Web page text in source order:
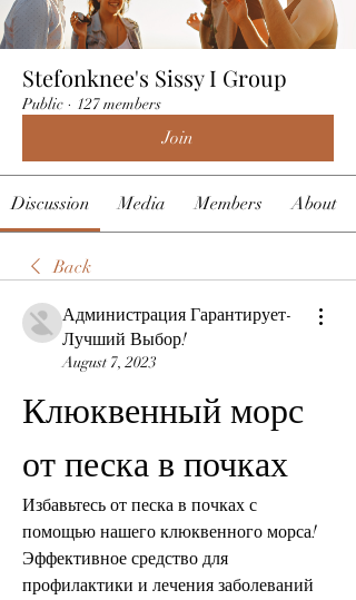
Stefonknee's Sissy I Group
Public · 127 members
Join
Discussion Media Members About
Back
Администрация Гарантирует-
Лучший Выбор!
August 7, 2023
Клюквенный морс
от песка в почках
Избавьтесь от песка в почках с
помощью нашего клюквенного морса!
Эффективное средство для
профилактики и лечения заболеваний